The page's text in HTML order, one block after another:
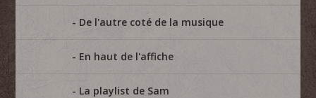
De l'autre coté de la musique
En haut de l'affiche
La playlist de Sam